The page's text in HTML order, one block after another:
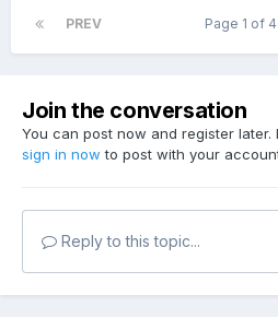
PREV Page 1 of 4
Join the conversation
You can post now and register
sign in now to post with your
Reply to this topic...